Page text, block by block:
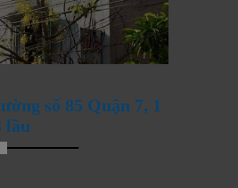
số 85 Quận 7, 1
lầu